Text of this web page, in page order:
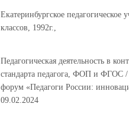
Екатеринбургское
классов, 1992г.,
Педагогическая деятельность в
стандарта педагога, ФОП и ФГОС /
форум «Педагоги России:
09.02.2024